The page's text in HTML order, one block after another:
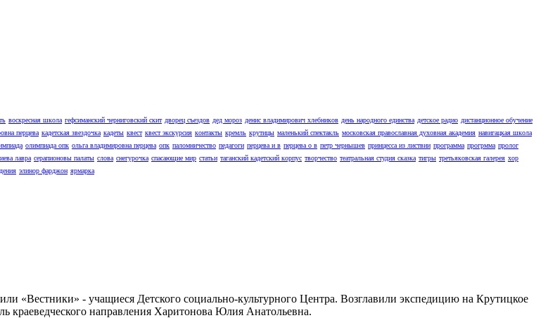
воскресная школа гефсиманский черниговский скит дворец съездов дед мороз денис владимирович хлебников день народного единства детское радио дистанционное обучение
перцева кадетская звездочка кадеты квест квест экскурсия контакты кремль крутицы маленький спектакль московская православная духовная академия навигацкая школа
олимпиада опк ольга владимировна перцева опк паломничество педагоги перцева и в перцева о в петр чернышев принцесса из листвии программа прогрмма пролог
лавра серапионовы палаты слова снегурочка спасающие мир статьи таганский кадетский корпус творчество театральная студия сказка тигры третьяковская галерея хор
элинор фарджон ярмарка
«Вестники» - учащиеся Детского социально-культурного Центра. Возглавили экспедицию на Крутицкое
краеведческого направления Харитонова Юлия Анатольевна.